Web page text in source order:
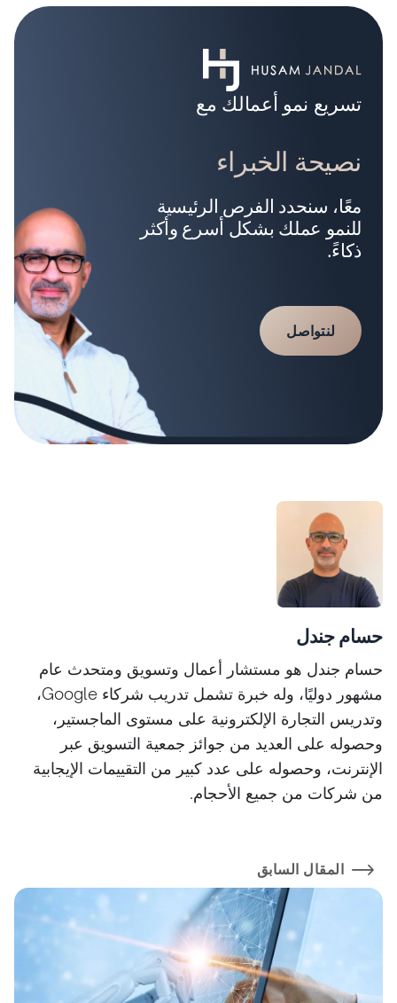
تسريع نمو أعمالك مع
نصيحة الخبراء
معًا، سنحدد الفرص الرئيسية
للنمو عملك بشكل أسرع وأكثر
ذكاءً.
لنتواصل
حسام جندل
حسام جندل هو مستشار أعمال وتسويق ومتحدث عام
مشهور دوليًا، وله خبرة تشمل تدريب شركاء Google،
وتدريس التجارة الإلكترونية على مستوى الماجستير،
وحصوله على العديد من جوائز جمعية التسويق عبر
الإنترنت، وحصوله على عدد كبير من التقييمات الإيجابية
من شركات من جميع الأحجام.
المقال السابق